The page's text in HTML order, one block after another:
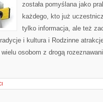
została pomyślana jako
każdego, kto już
tylko informacja, ale też
i kultura i Rodzinne
osobom z drogą